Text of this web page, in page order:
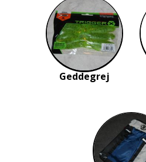
Geddegrej